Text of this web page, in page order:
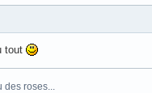
tout
roses...